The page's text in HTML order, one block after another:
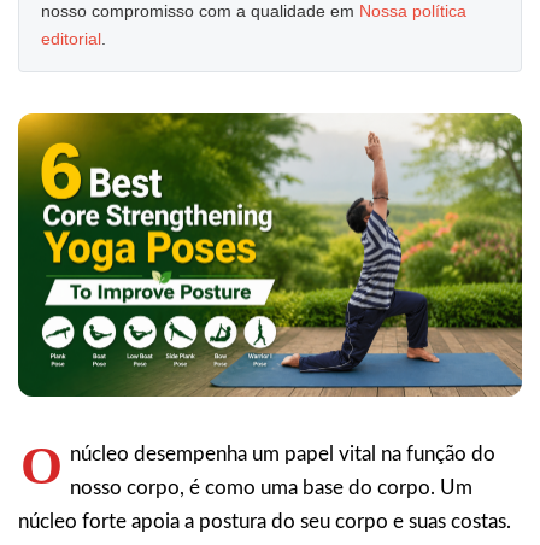
nosso compromisso com a qualidade em Nossa política
editorial
O núcleo desempenha um papel vital na função do
nosso corpo, é como uma base do corpo. Um
núcleo forte apoia a postura do seu corpo e suas costas.